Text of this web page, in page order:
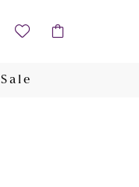
Sale